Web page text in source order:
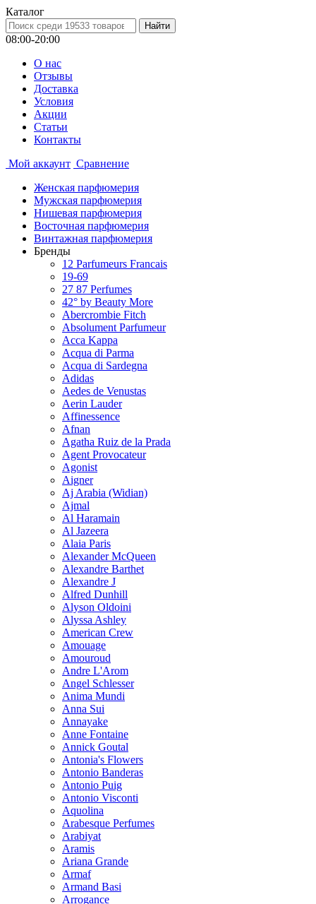
Каталог
08:00-20:00
О нас
Отзывы
Доставка
Условия
Aкции
Статьи
Контакты
Мой аккаунт Сравнение
Женская парфюмерия
Мужская парфюмерия
Нишевая парфюмерия
Восточная парфюмерия
Винтажная парфюмерия
Бренды
12 Parfumeurs Francais
19-69
27 87 Perfumes
42° by Beauty More
Abercrombie Fitch
Absolument Parfumeur
Acca Kappa
Acqua di Parma
Acqua di Sardegna
Adidas
Aedes de Venustas
Aerin Lauder
Affinessence
Afnan
Agatha Ruiz de la Prada
Agent Provocateur
Agonist
Aigner
Aj Arabia (Widian)
Ajmal
Al Haramain
Al Jazeera
Alaia Paris
Alexander McQueen
Alexandre Barthet
Alexandre J
Alfred Dunhill
Alyson Oldoini
Alyssa Ashley
American Crew
Amouage
Amouroud
Andre L'Arom
Angel Schlesser
Anima Mundi
Anna Sui
Annayake
Anne Fontaine
Annick Goutal
Antonia's Flowers
Antonio Banderas
Antonio Puig
Antonio Visconti
Aquolina
Arabesque Perfumes
Arabiyat
Aramis
Ariana Grande
Armaf
Armand Basi
Arrogance